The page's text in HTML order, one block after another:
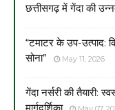
छत्तीसगढ़ में गेंदा की
“टमाटर के उप-उत्पाद:
सोना”
May 11, 2026
गेंदा नर्सरी की तैयारी: